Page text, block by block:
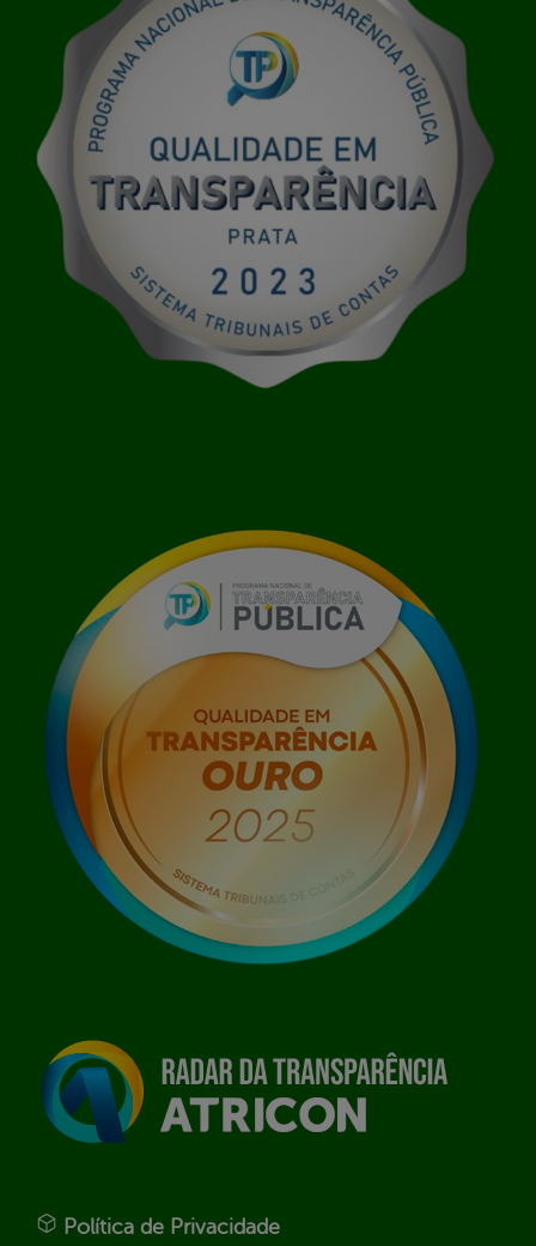
Política de Privacidade